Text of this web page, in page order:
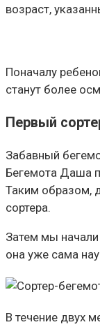
возраст,
Поначалу
станут более
Первый
Забавный
Бегемота Даша
Таким образом,
сортера.
Затем мы
она уже сама
В течение двух